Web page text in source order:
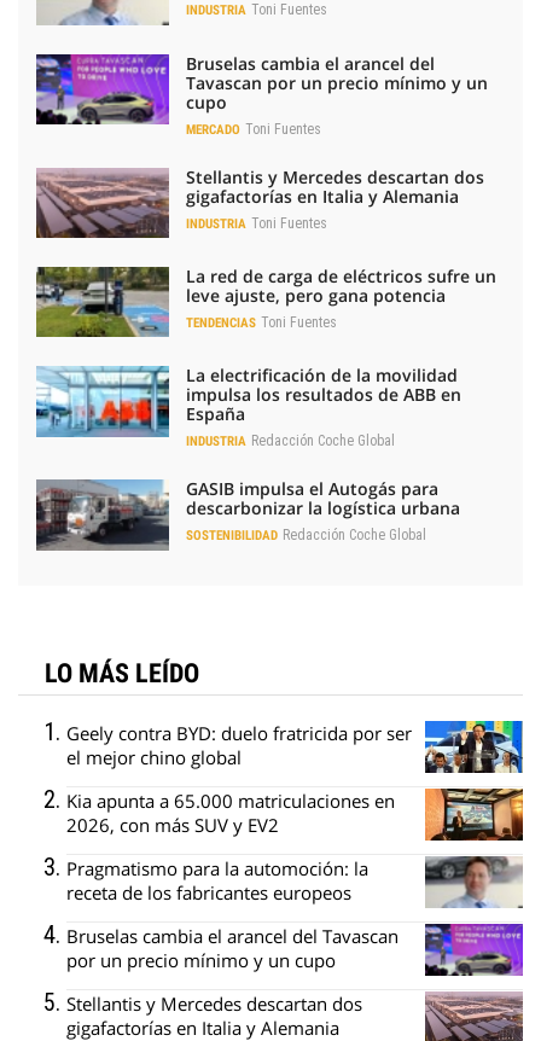
INDUSTRIA Toni Fuentes
Bruselas cambia el arancel del
Tavascan por un precio mínimo y un
cupo
MERCADO Toni Fuentes
Stellantis y Mercedes descartan dos
gigafactorías en Italia y Alemania
INDUSTRIA Toni Fuentes
La red de carga de eléctricos sufre un
leve ajuste, pero gana potencia
TENDENCIAS Toni Fuentes
La electrificación de la movilidad
impulsa los resultados de ABB en
España
INDUSTRIA Redacción Coche Global
GASIB impulsa el Autogás para
descarbonizar la logística urbana
SOSTENIBILIDAD Redacción Coche Global
LO MÁS LEÍDO
Geely contra BYD: duelo fratricida por ser
el mejor chino global
Kia apunta a 65.000 matriculaciones en
2026, con más SUV y EV2
Pragmatismo para la automoción: la
receta de los fabricantes europeos
Bruselas cambia el arancel del Tavascan
por un precio mínimo y un cupo
Stellantis y Mercedes descartan dos
gigafactorías en Italia y Alemania